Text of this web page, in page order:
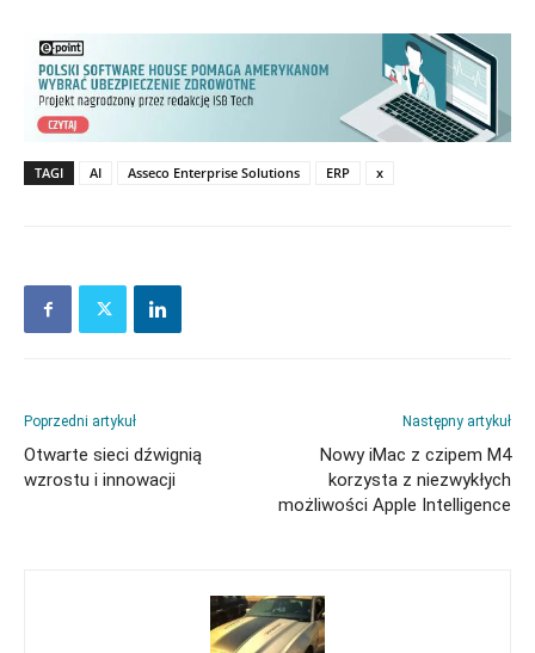
TAGI AI Asseco Enterprise Solutions ERP x
Poprzedni artykuł
Otwarte sieci dźwignią
wzrostu i innowacji
Następny artykuł
Nowy iMac z czipem M4
korzysta z niezwykłych
możliwości Apple Intelligence